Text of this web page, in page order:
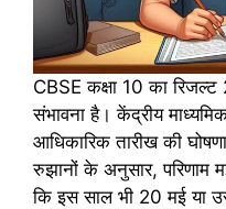
CBSE कक्षा 10 का
संभावना है। केंद्रीय
आधिकारिक तारीख की
रुझानों के अनुसार, परिणाम
कि इस साल भी 20 मई या